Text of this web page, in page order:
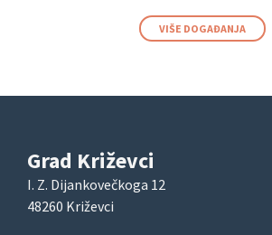
VIŠE DOGAĐANJA
Grad Križevci
I. Z. Dijankovečkoga 12
48260 Križevci